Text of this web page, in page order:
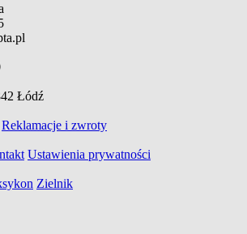
Łódź
Reklamacje i zwroty
Ustawienia prywatności
Zielnik